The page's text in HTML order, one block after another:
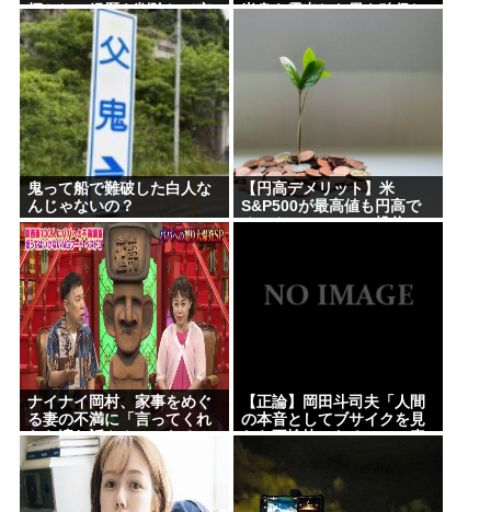
輝かしい経歴を削除して哀
悼の意を表していた！
半身を露出した男を確保し
鬼って船で難破した白人な
んじゃないの？
【円高デメリット】米
S&P500が最高値も円高で
オルカン・S&P500投信の
ナイナイ岡村、家事をめぐ
る妻の不満に「言ってくれ
たら済む話やん」になるみ
「バイトやったらクビや
で」説教受け黙り込む
【正論】岡田斗司夫「人間
の本音としてブサイクを見
たら不愉快になる。この責
任をどうとるんだ」